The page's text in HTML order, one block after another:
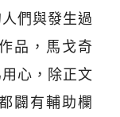
們與發生過
品，馬戈奇
心，除正文
闢有輔助欄